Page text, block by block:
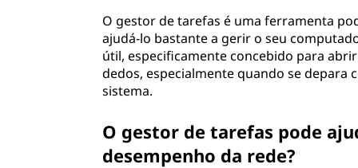
O gestor de tarefas é uma ferramenta
ajudá-lo bastante a gerir o seu
útil, especificamente concebido para
dedos, especialmente quando se
sistema.
O gestor de tarefas pode
desempenho da rede?